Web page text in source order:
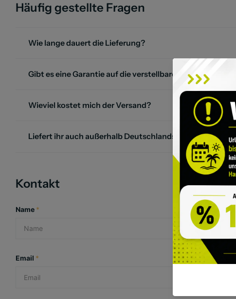
Häufig gestellte Fragen
Wie lange dauert die Lieferung?
Gibt es eine Garantie auf die verstellbaren Hanteln?
Wieviel kostet mich der Versand?
Liefert ihr auch außerhalb Deutschlands an?
Kontakt
Name * Firma
Email *